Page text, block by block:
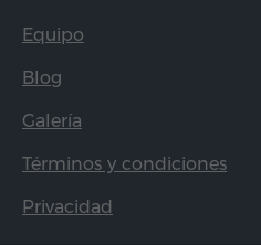
Equipo
Blog
Galería
Términos y condiciones
Privacidad